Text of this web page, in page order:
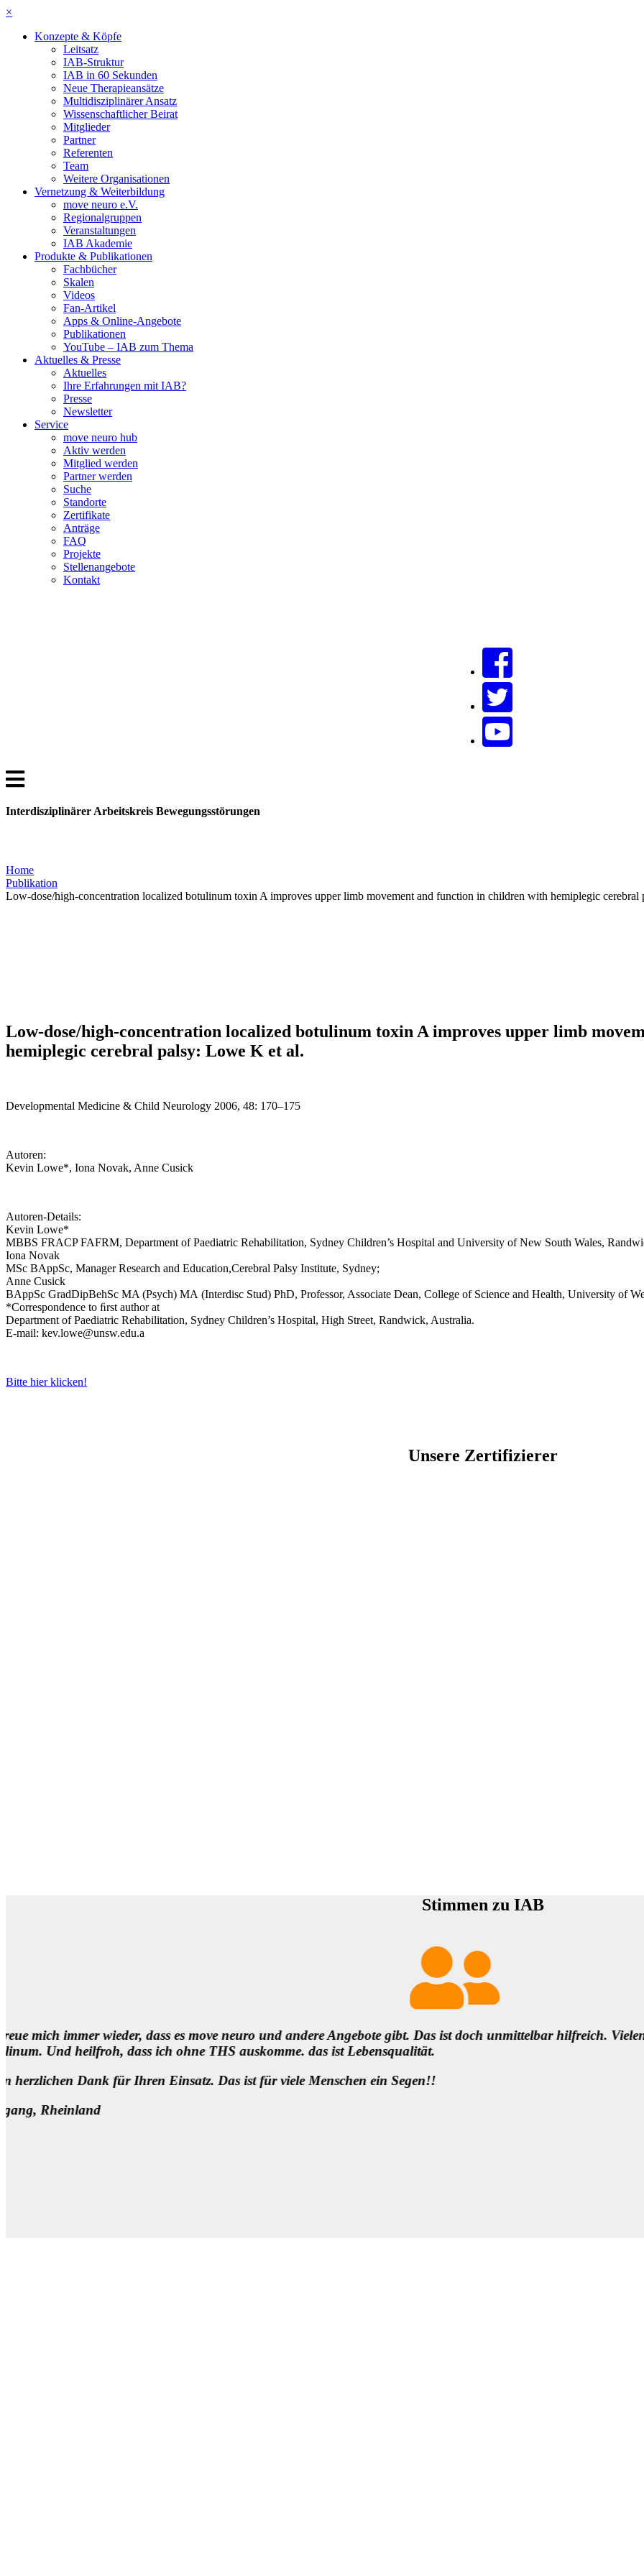
×
Konzepte & Köpfe
Leitsatz
IAB-Struktur
IAB in 60 Sekunden
Neue Therapieansätze
Multidisziplinärer Ansatz
Wissenschaftlicher Beirat
Mitglieder
Partner
Referenten
Team
Weitere Organisationen
Vernetzung & Weiterbildung
move neuro e.V.
Regionalgruppen
Veranstaltungen
IAB Akademie
Produkte & Publikationen
Fachbücher
Skalen
Videos
Fan-Artikel
Apps & Online-Angebote
Publikationen
YouTube – IAB zum Thema
Aktuelles & Presse
Aktuelles
Ihre Erfahrungen mit IAB?
Presse
Newsletter
Service
move neuro hub
Aktiv werden
Mitglied werden
Partner werden
Suche
Standorte
Zertifikate
Anträge
FAQ
Projekte
Stellenangebote
Kontakt
Interdisziplinärer Arbeitskreis Bewegungsstörungen
Home
Publikation
Low-dose/high-concentration localized botulinum toxin A improves upper limb movement and function in children with hemiplegic cerebral
Low-dose/high-concentration localized botulinum toxin A improves upper limb
hemiplegic cerebral palsy: Lowe K et al.
Developmental Medicine & Child Neurology 2006, 48: 170–175
Autoren:
Kevin Lowe*, Iona Novak, Anne Cusick
Autoren-Details:
Kevin Lowe*
MBBS FRACP FAFRM, Department of Paediatric Rehabilitation, Sydney Children’s Hospital and University ofNew South Wales,
Iona Novak
MSc BAppSc, Manager Research and Education,Cerebral Palsy Institute, Sydney;
Anne Cusick
BAppSc GradDipBehSc MA (Psych) MA (Interdisc Stud) PhD, Professor, Associate Dean, College of Science and Health, University of W
*Correspondence to ﬁrst author at
Department ofPaediatric Rehabilitation, Sydney Children’s Hospital, High Street, Randwick, Australia.
E-mail: kev.lowe@unsw.edu.a
Bitte hier klicken!
Unsere Zertifizierer
Stimmen zu IAB
doch unmittelbar hilfreich. Vielen Dank! Genauso bin ich unheimlich dankbar fürsDanke für die Infos und
Liebe Grüße und 1000